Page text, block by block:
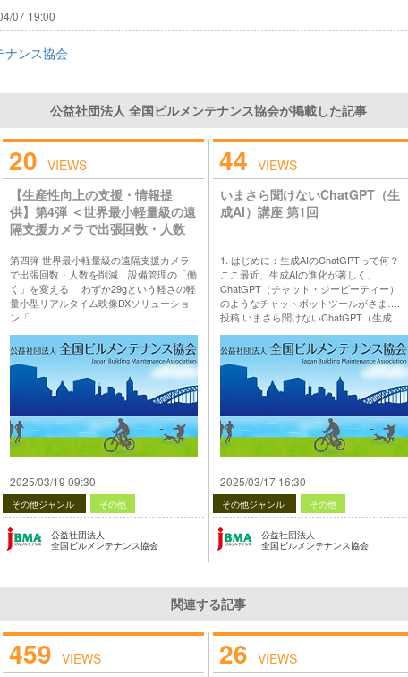
07 19:00
ナンス協会
公益社団法人 全国ビルメンテナンス協会が掲載した記事
20 VIEWS
【生産性向上の支援・情報提
供】第4弾 ＜世界最小軽量級の遠
隔支援カメラで出張回数・人数
変える＞
第四弾 世界最小軽量級の遠隔支援カメラ
で出張回数・人数を削減 設備管理の「働
く」を変える わずか29gという軽さの軽
量小型リアルタイム映像DXソリューショ
ン「….
弾 ＜世界最小軽量級の遠隔支援カメラで
出張回数・人数を削減 設備管理の「働
く」を変える＞ は 公益社団法人 全国ビル
メンテナンス協会 に最初に表示されまし
…
2025/03/19 09:30
その他ジャンル その他
公益社団法人
全国ビルメンテナンス協会
44 VIEWS
いまさら聞けないChatGPT（生
成AI）講座 第1回
1. はじめに：生成AIのChatGPTって何？
ここ最近、生成AIの進化が著しく、
ChatGPT（チャット・ジーピーティー）
のようなチャットボットツールがさま….
投稿 いまさら聞けないChatGPT（生成
メンテナンス協会 に最初に表示されまし
た。
2025/03/17 16:30
その他ジャンル その他
公益社団法人
全国ビルメンテナンス協会
関連する記事
459 VIEWS
26 VIEWS